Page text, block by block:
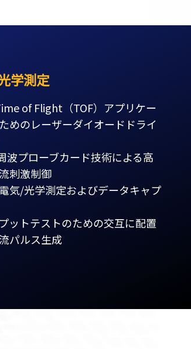
学測定
of Flight（TOF）アプリケー
めのレーザーダイオードドライ
波プローブカード技術による高
刺激制御
気/光学測定およびデータキャプ
ットテストのための交互に配置
パルス生成